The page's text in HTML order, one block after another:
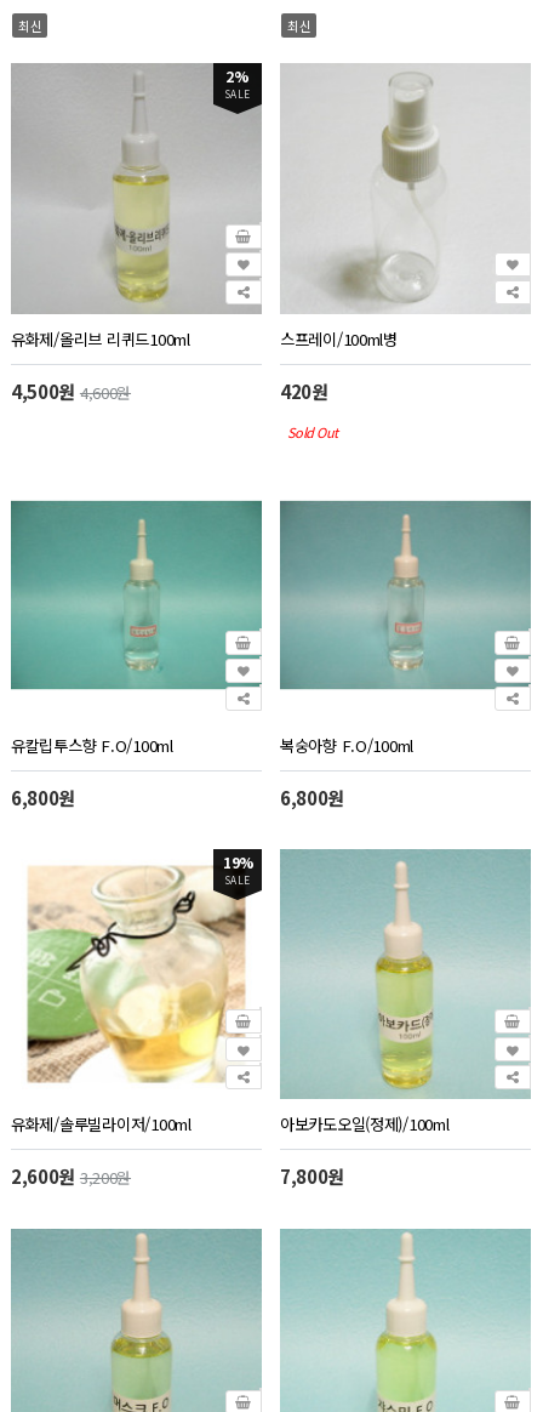
최신 최신
2%
SALE
유화제/올리브 리퀴드100ml
4,500원 4,600원
스프레이/100ml병
420원
Sold Out
유칼립투스향 F.O/100ml
6,800원
복숭아향 F.O/100ml
6,800원
19%
SALE
유화제/솔루빌라이저/100ml
2,600원 3,200원
아보카도오일(정제)/100ml
7,800원